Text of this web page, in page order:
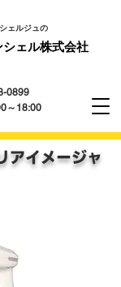
0899
～18:00
ェル株式会社
ェルジュの
アイメージャ